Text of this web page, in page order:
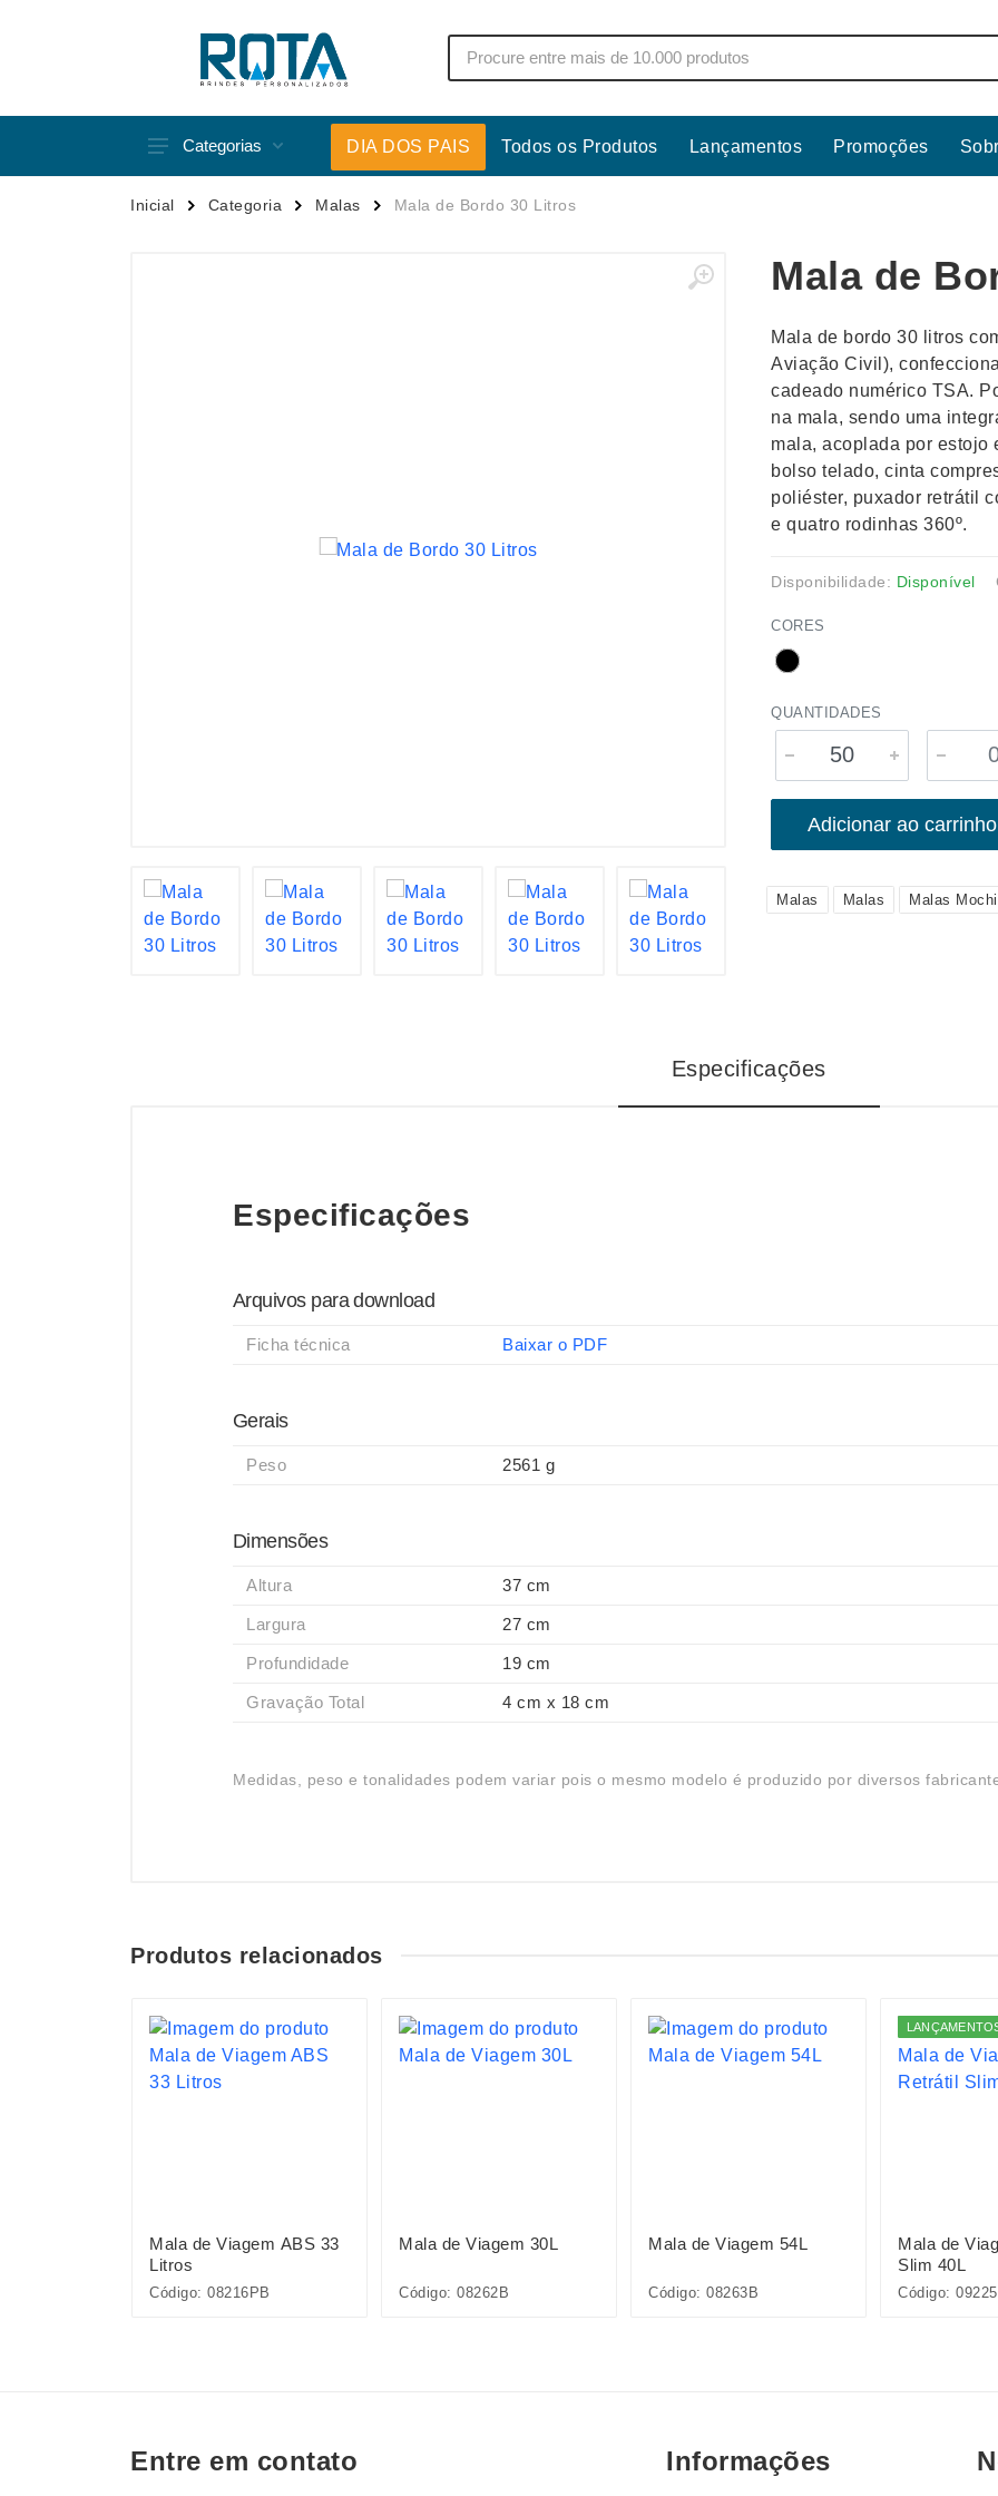
Categorias
Acessórios p/ Celular
Canecas
Cuidados Pessoais
Esporte e Jogos
Fones de
Kit
Kit Queijo
Lanternas
DIA DOS PAIS Todos os Produtos Lançamentos Promoções
Inicial Categoria Malas Mala de Bordo 30 Litros
Mala de
Mala de bordo 30 litros
Aviação Civil),
cadeado numérico TSA.
na mala, sendo uma
mala, acoplada por estojo
bolso telado, cinta
poliéster, puxador retrátil
e quatro rodinhas 360º.
Disponibilidade: Disponível
CORES
QUANTIDADES
Adicionar ao carrinho
Malas Malas Malas
Especificações
Especificações
Arquivos para download
Ficha técnica Baixar o PDF
Gerais
Peso 2561 g
Dimensões
Altura 37 cm
Largura 27 cm
Profundidade 19 cm
Gravação Total 4 cm x 18 cm
Medidas, peso e tonalidades podem variar pois o mesmo modelo é produzido por diversos
Produtos relacionados
Mala de Viagem ABS 33
Litros
Código: 08216PB
Mala de Viagem 30L
Código: 08262B
Mala de Viagem 54L
Código: 08263B
Mala de
Slim 40L
Código: 09225
Entre em contato Informações